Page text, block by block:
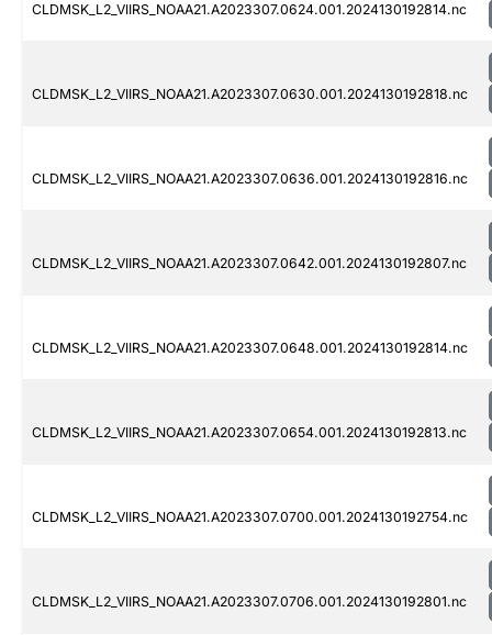
CLDMSK_L2_VIIRS_NOAA21.A2023307.0624.001.2024130192814.nc
CLDMSK_L2_VIIRS_NOAA21.A2023307.0630.001.2024130192818.nc
CLDMSK_L2_VIIRS_NOAA21.A2023307.0636.001.2024130192816.nc
CLDMSK_L2_VIIRS_NOAA21.A2023307.0642.001.2024130192807.nc
CLDMSK_L2_VIIRS_NOAA21.A2023307.0648.001.2024130192814.nc
CLDMSK_L2_VIIRS_NOAA21.A2023307.0654.001.2024130192813.nc
CLDMSK_L2_VIIRS_NOAA21.A2023307.0700.001.2024130192754.nc
CLDMSK_L2_VIIRS_NOAA21.A2023307.0706.001.2024130192801.nc